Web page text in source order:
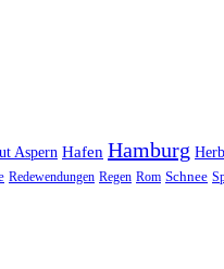
Aspern Hafen Hamburg
Redewendungen Regen Rom Schnee